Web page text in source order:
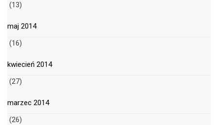
(13)
maj 2014
(16)
kwiecień 2014
(27)
marzec 2014
(26)